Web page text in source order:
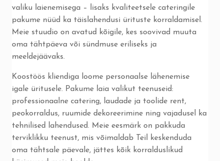
valiku laienemisega – lisaks kvaliteetsele cateringile
pakume nüüd ka täislahendusi ürituste korraldamisel.
Meie stuudio on avatud kõigile, kes soovivad muuta
oma tähtpäeva või sündmuse eriliseks ja
meeldejäävaks.
Koostöös kliendiga loome personaalse lähenemise
igale üritusele. Pakume laia valikut teenuseid:
professionaalne catering, laudade ja toolide rent,
peokorraldus, ruumide dekoreerimine ning vajadusel ka
tehnilised lahendused. Meie eesmärk on pakkuda
terviklikku teenust, mis võimaldab Teil keskenduda
oma tähtsale päevale, jättes kõik korralduslikud